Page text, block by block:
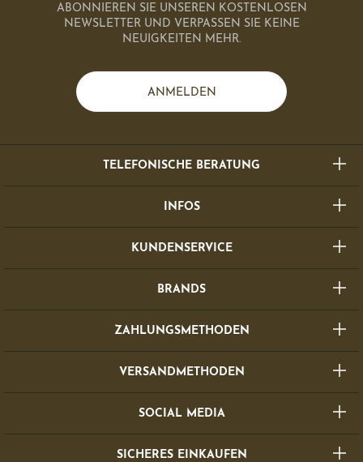
ABONNIEREN SIE UNSEREN KOSTENLOSEN
NEWSLETTER UND VERPASSEN SIE KEINE
NEUIGKEITEN MEHR.
ANMELDEN
TELEFONISCHE BERATUNG
INFOS
KUNDENSERVICE
BRANDS
ZAHLUNGSMETHODEN
VERSANDMETHODEN
SOCIAL MEDIA
SICHERES EINKAUFEN